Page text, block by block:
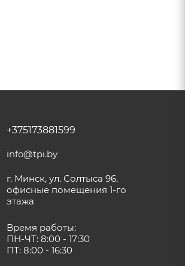
+375173881599
info@tpi.by
г. Минск, ул. Солтыса 96,
офисные помещения 1-го
этажа
Время работы:
ПН-ЧТ: 8:00 - 17:30
ПТ: 8:00 - 16:30